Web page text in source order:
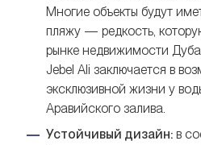
Многие объекты будут
пляжу — редкость,
рынке недвижимости
Jebel Ali заключается в
эксклюзивной жизни у
Аравийского залива.
Устойчивый дизайн: в